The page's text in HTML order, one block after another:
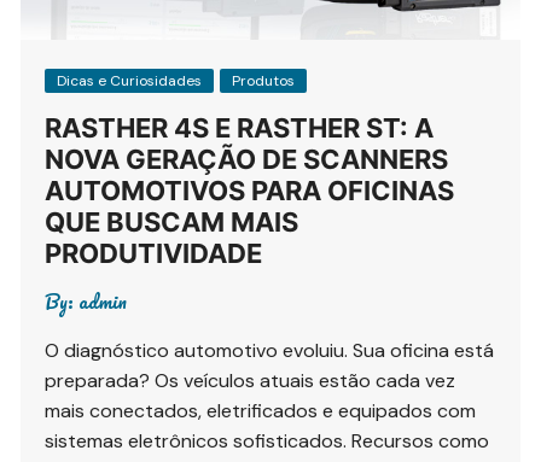
Dicas e Curiosidades Produtos
RASTHER 4S E RASTHER ST: A
NOVA GERAÇÃO DE SCANNERS
AUTOMOTIVOS PARA OFICINAS
QUE BUSCAM MAIS
PRODUTIVIDADE
By: admin
O diagnóstico automotivo evoluiu. Sua oficina está
preparada? Os veículos atuais estão cada vez
mais conectados, eletrificados e equipados com
sistemas eletrônicos sofisticados. Recursos como